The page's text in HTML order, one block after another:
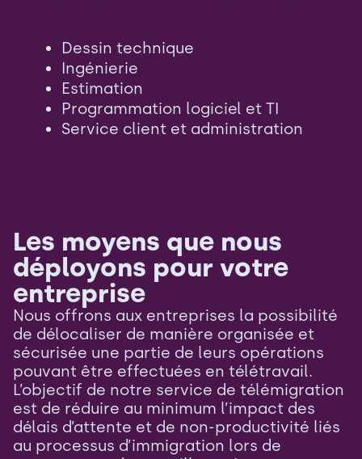
Dessin technique
Ingénierie
Estimation
Programmation logiciel et TI
Service client et administration
Les moyens que nous
déployons pour votre
entreprise
Nous offrons aux entreprises la possibilité
de délocaliser de manière organisée et
sécurisée une partie de leurs opérations
pouvant être effectuées en télétravail.
L’objectif de notre service de télémigration
est de réduire au minimum l’impact des
délais d’attente et de non-productivité liés
au processus d’immigration lors de